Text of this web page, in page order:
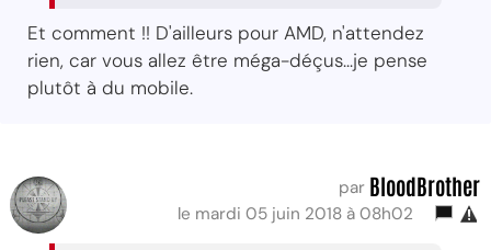
Et comment !! D'ailleurs pour AMD, n'attendez
rien, car vous allez être méga-déçus...je pense
plutôt à du mobile.
par BloodBrother
le mardi 05 juin 2018 à 08h02